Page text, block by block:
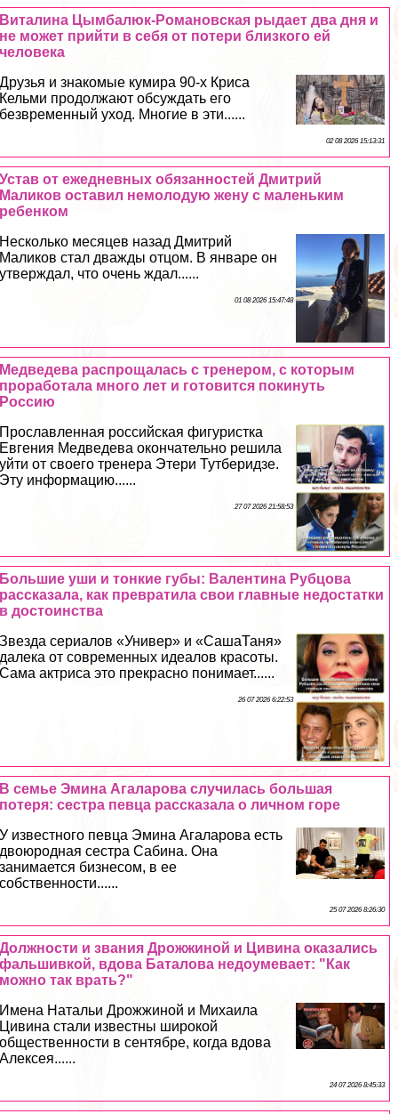
Виталина Цымбалюк-Романовская рыдает два дня и
не может прийти в себя от потери близкого ей
человека
Друзья и знакомые кумира 90-х Криса
Кельми продолжают обсуждать его
безвременный уход. Многие в эти......
02 08 2026 15:13:31
Устав от ежедневных обязанностей Дмитрий
Маликов оставил немолодую жену с маленьким
ребенком
Несколько месяцев назад Дмитрий
Маликов стал дважды отцом. В январе он
утверждал, что очень ждал......
01 08 2026 15:47:48
Медведева распрощалась с тренером, с которым
проработала много лет и готовится покинуть
Россию
Прославленная российская фигуристка
Евгения Медведева окончательно решила
уйти от своего тренера Этери Тутберидзе.
Эту информацию......
27 07 2026 21:58:53
Большие уши и тонкие губы: Валентина Рубцова
рассказала, как превратила свои главные недостатки
в достоинства
Звезда сериалов «Универ» и «СашаТаня»
далека от современных идеалов красоты.
Сама актриса это прекрасно понимает......
26 07 2026 6:22:53
В семье Эмина Агаларова случилась большая
потеря: сестра певца рассказала о личном горе
У известного певца Эмина Агаларова есть
двоюродная сестра Сабина. Она
занимается бизнесом, в ее
собственности......
25 07 2026 8:26:30
Должности и звания Дрожжиной и Цивина оказались
фальшивкой, вдова Баталова недоумевает: "Как
можно так врать?"
Имена Натальи Дрожжиной и Михаила
Цивина стали известны широкой
общественности в сентябре, когда вдова
Алексея......
24 07 2026 8:45:33